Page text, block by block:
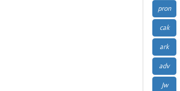
pron
cak
ark
adv
Jw